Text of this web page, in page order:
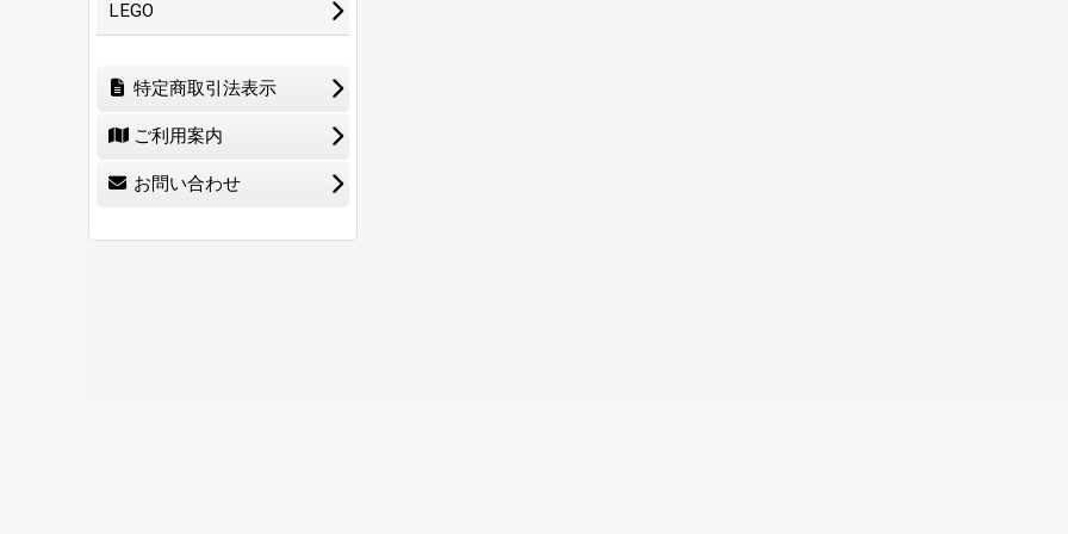
LEGO
特定商取引法表示
ご利用案内
お問い合わせ